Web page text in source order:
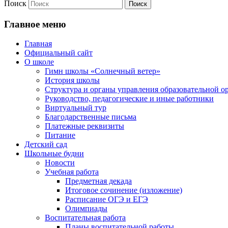
Поиск
Главное меню
Главная
Официальный сайт
О школе
Гимн школы «Солнечный ветер»
История школы
Структура и органы управления образовательной
Руководство, педагогические и иные работники
Виртуальный тур
Благодарственные письма
Платежные реквизиты
Питание
Детский сад
Школьные будни
Новости
Учебная работа
Предметная декада
Итоговое сочинение (изложение)
Расписание ОГЭ и ЕГЭ
Олимпиады
Воспитательная работа